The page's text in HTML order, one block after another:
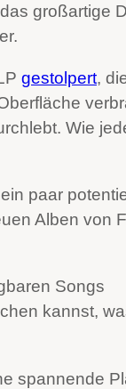
großartige
gestolpert,
Wie
paar
Alben von
Songs
kannst,
spannende